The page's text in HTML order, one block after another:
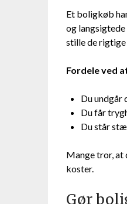
Et boligkøb
og
stille de
Fordele ved
Du undgår
Du får
Du står
Mange tror, at
koster.
Gør